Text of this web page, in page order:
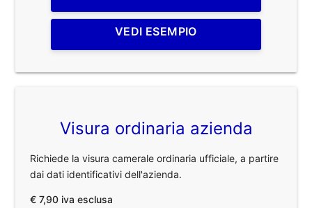
VEDI ESEMPIO
Visura ordinaria azienda
Richiede la visura camerale ordinaria ufficiale, a partire
dai dati identificativi dell'azienda.
€ 7,90 iva esclusa